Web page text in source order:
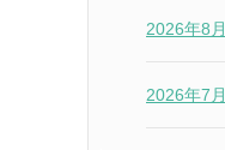
2026年8月
2026年7月